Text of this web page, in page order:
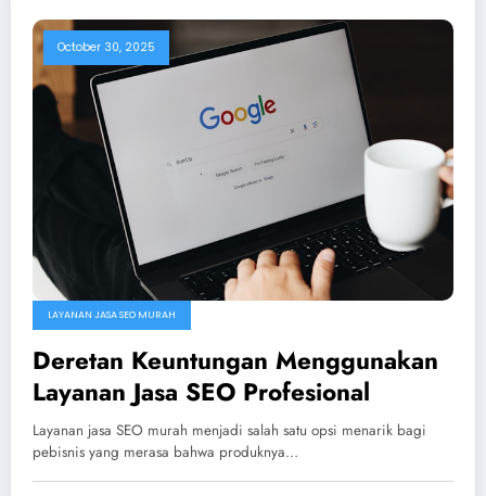
October 30, 2025
LAYANAN JASA SEO MURAH
Deretan Keuntungan Menggunakan
Layanan Jasa SEO Profesional
Layanan jasa SEO murah menjadi salah satu opsi menarik bagi
pebisnis yang merasa bahwa produknya…